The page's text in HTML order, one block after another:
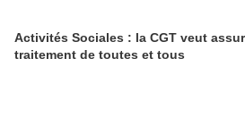
Activités Sociales : la CGT veut
traitement de toutes et tous